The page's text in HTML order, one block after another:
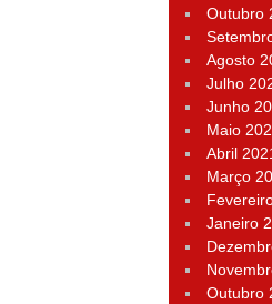
Outubro
Agosto
Julho
Junho
Maio
Abril
Março
Janeiro
Outubro